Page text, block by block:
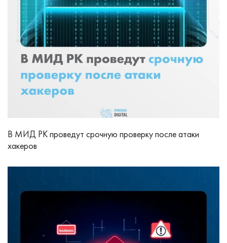
В МИД РК проведут срочную проверку после атаки
хакеров